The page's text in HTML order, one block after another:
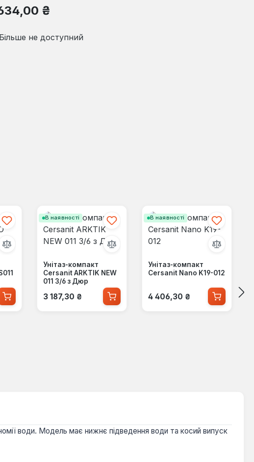
ціна:₴
Більше не доступний
В наявності
Унітаз-компакт
Cersanit ARKTIK NEW
011 3/6 з Дюр
Звичайна ціна:
3 187,30 ₴
В наявності
Унітаз-компакт
Cersanit Nano K19-012
Звичайна ціна:
4 406,30 ₴
води. Модель має нижнє підведення води та косий випуск